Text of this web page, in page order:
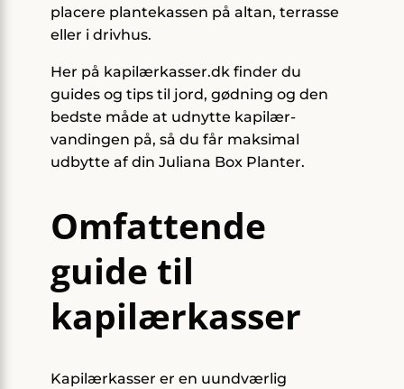
placere plantekassen på altan, terrasse
eller i drivhus.
Her på kapilærkasser.dk finder du
guides og tips til jord, gødning og den
bedste måde at udnytte kapilær-
vandingen på, så du får maksimal
udbytte af din Juliana Box Planter.
Omfattende
guide til
kapilærkasser
Kapilærkasser er en uundværlig